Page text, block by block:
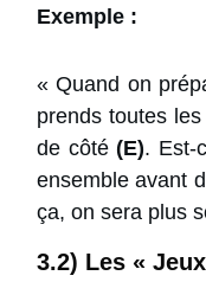
Exemple :
« Quand on
prends toutes
de côté (E). Est-
ensemble avant
ça, on sera plus
3.2) Les «